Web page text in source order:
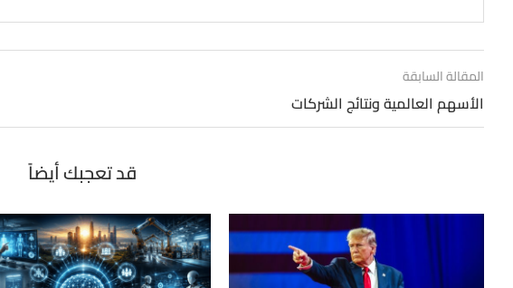
المقالة السابقة
الأسهم العالمية ونتائج الشركات
قد تعجبك أيضاً